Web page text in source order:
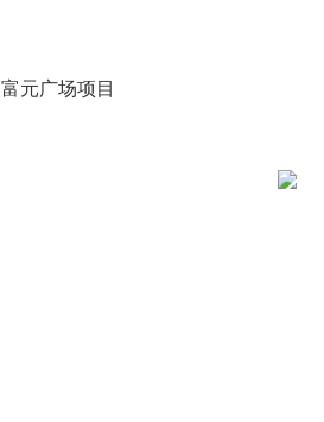
富元广场项目